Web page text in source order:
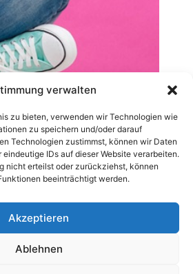
verwalten
zu bieten, verwenden wir Technologien wie
zu speichern und/oder darauf
Technologien zustimmst, können wir Daten
IDs auf dieser Website verarbeiten.
nicht erteilst oder zurückziehst, können
beeinträchtigt werden.
Akzeptieren
Ablehnen